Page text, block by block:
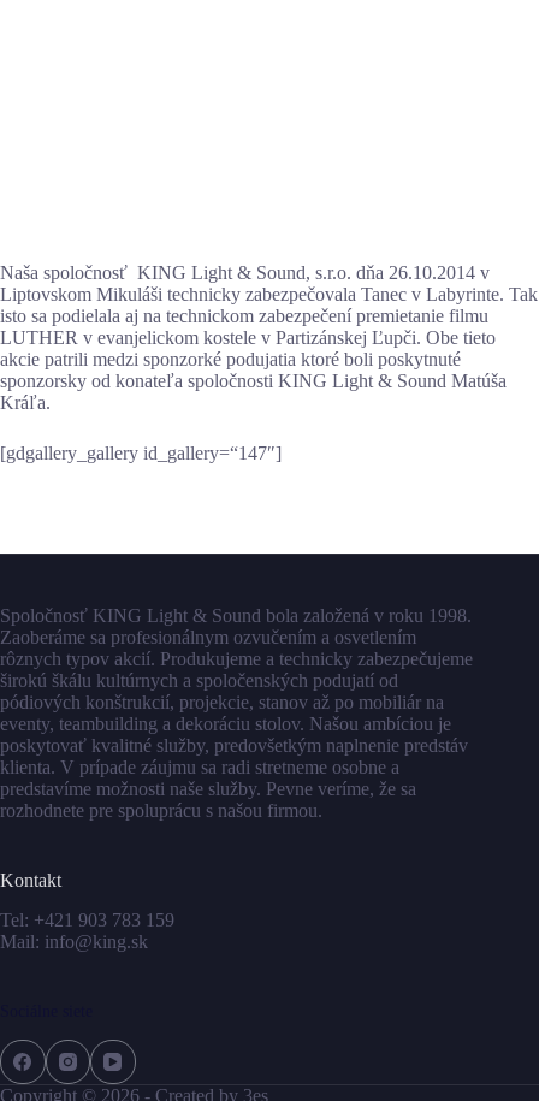
Naša spoločnosť KING Light & Sound, s.r.o. dňa 26.10.2014 v
Liptovskom Mikuláši technicky zabezpečovala Tanec v Labyrinte. Tak
isto sa podielala aj na technickom zabezpečení premietanie filmu
LUTHER v evanjelickom kostele v Partizánskej Ľupči. Obe tieto
akcie patrili medzi sponzorké podujatia ktoré boli poskytnuté
sponzorsky od konateľa spoločnosti KING Light & Sound Matúša
Kráľa.
[gdgallery_gallery id_gallery=“147″]
Spoločnosť KING Light & Sound bola založená v roku 1998.
Zaoberáme sa profesionálnym ozvučením a osvetlením
rôznych typov akcií. Produkujeme a technicky zabezpečujeme
širokú škálu kultúrnych a spoločenských podujatí od
pódiových konštrukcií, projekcie, stanov až po mobiliár na
eventy, teambuilding a dekoráciu stolov. Našou ambíciou je
poskytovať kvalitné služby, predovšetkým naplnenie predstáv
klienta. V prípade záujmu sa radi stretneme osobne a
predstavíme možnosti naše služby. Pevne veríme, že sa
rozhodnete pre spoluprácu s našou firmou.
Kontakt
Tel: +421 903 783 159
Mail: info@king.sk
Copyright © 2026 - Created by 3es